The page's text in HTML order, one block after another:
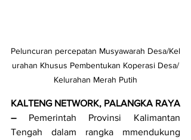
Peluncuran percepatan Musyawarah Desa/Kel
urahan Khusus Pembentukan Koperasi Desa/
Kelurahan Merah Putih
KALTENG NETWORK, PALANGKA RAYA
– Pemerintah Provinsi Kalimantan
Tengah dalam rangka mmendukung